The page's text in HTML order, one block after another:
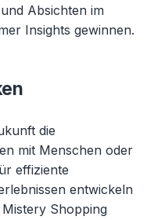
Absichten im
Insights gewinnen.
die
mit Menschen oder
effiziente
entwickeln
Shopping